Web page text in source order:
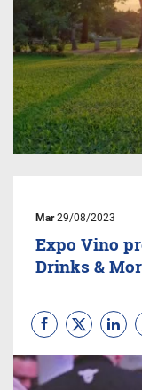
Mar29/08/2023
Expo Vino
Drinks &